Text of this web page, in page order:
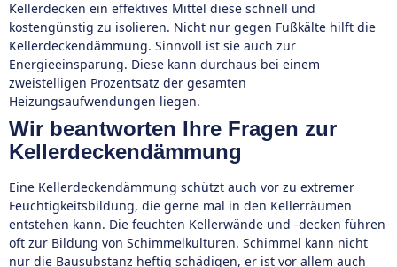
Kellerdecken ein effektives Mittel diese schnell und
kostengünstig zu isolieren. Nicht nur gegen Fußkälte hilft die
Kellerdeckendämmung. Sinnvoll ist sie auch zur
Energieeinsparung. Diese kann durchaus bei einem
zweistelligen Prozentsatz der gesamten
Heizungsaufwendungen liegen.
Wir beantworten Ihre Fragen zur
Kellerdeckendämmung
Eine Kellerdeckendämmung schützt auch vor zu extremer
Feuchtigkeitsbildung, die gerne mal in den Kellerräumen
entstehen kann. Die feuchten Kellerwände und -decken führen
oft zur Bildung von Schimmelkulturen. Schimmel kann nicht
nur die Bausubstanz heftig schädigen, er ist vor allem auch